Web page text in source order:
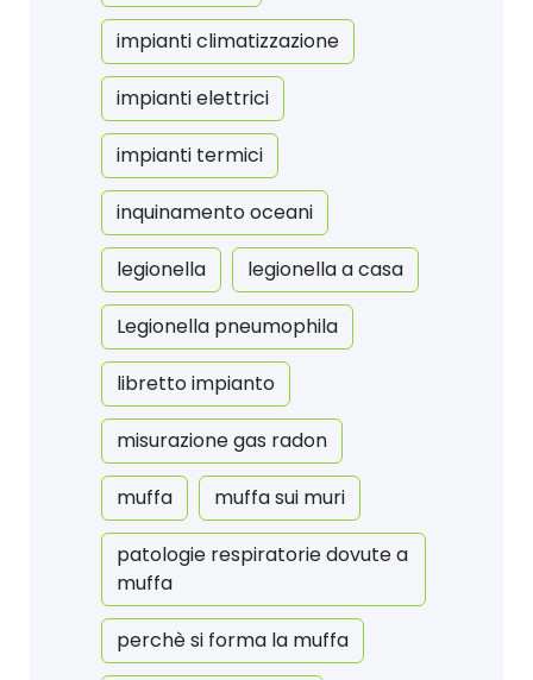
impianti climatizzazione
impianti elettrici
impianti termici
inquinamento oceani
legionella legionella a casa
Legionella pneumophila
libretto impianto
misurazione gas radon
muffa muffa sui muri
patologie respiratorie dovute a
muffa
perchè si forma la muffa